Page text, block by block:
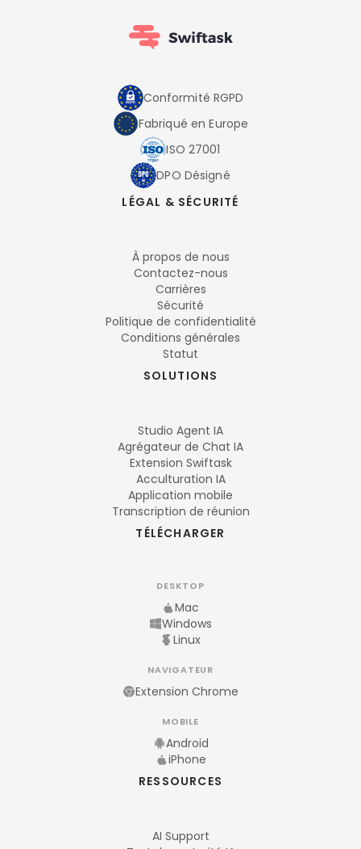
Conformité RGPD
Fabriqué en Europe
ISO 27001
DPO Désigné
LÉGAL & SÉCURITÉ
À propos de nous
Contactez-nous
Carrières
Sécurité
Politique de confidentialité
Conditions générales
Statut
SOLUTIONS
Studio Agent IA
Agrégateur de Chat IA
Extension Swiftask
Acculturation IA
Application mobile
Transcription de réunion
TÉLÉCHARGER
DESKTOP
Mac
Windows
Linux
NAVIGATEUR
Extension Chrome
MOBILE
Android
iPhone
RESSOURCES
AI Support